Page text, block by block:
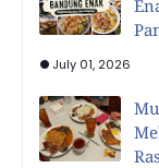
July 01, 2026